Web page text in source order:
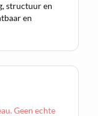
structuur en
en
Geen echte